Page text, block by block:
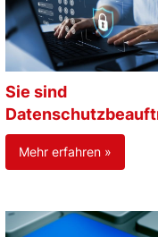
Sie sind
Mehr erfahren »